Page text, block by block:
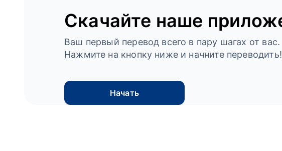
Скачайте наше
Ваш первый перевод всего в пару шагах от вас.
Нажмите на кнопку ниже и начните переводить!
Начать